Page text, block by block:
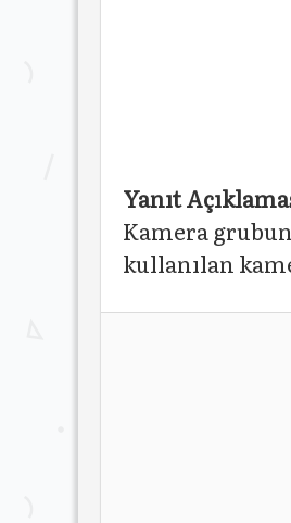
Yanıt
Kamera
kullanılan